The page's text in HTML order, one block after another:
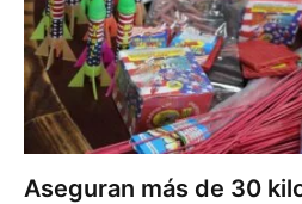
Aseguran más de 30